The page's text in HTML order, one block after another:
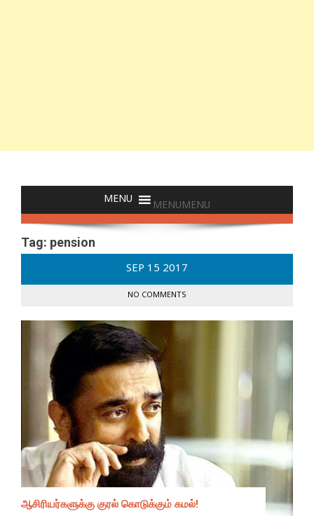
MENUMENU
Tag: pension
SEP 15 2017
NO COMMENTS
ஆசிரியர்களுக்கு குரல் கொடுக்கும் கமல்!